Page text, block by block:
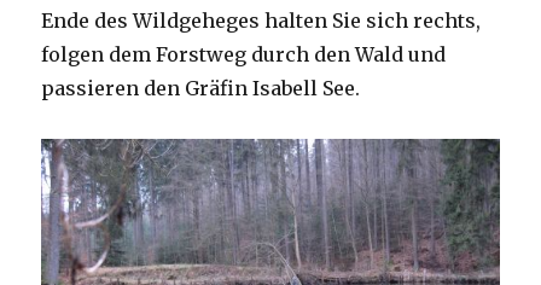
Ende des Wildgeheges halten Sie sich rechts,
folgen dem Forstweg durch den Wald und
passieren den Gräfin Isabell See.